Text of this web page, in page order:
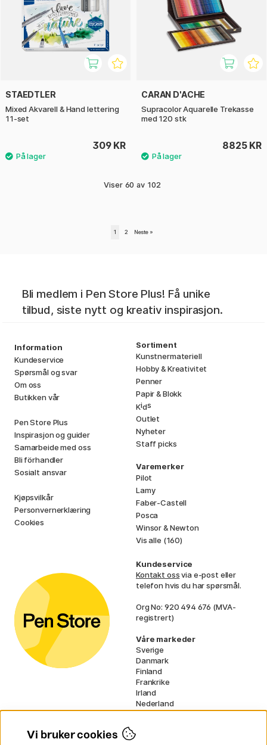
STAEDTLER
Mixed Akvarell & Hand lettering
11-set
309 KR
CARAN D'ACHE
Supracolor Aquarelle Trekasse
med 120 stk
8825 KR
Viser 60 av 102
1 2 Neste »
Bli medlem i Pen Store Plus! Få unike
tilbud, siste nytt og kreativ inspirasjon.
Information
Kundeservice
Spørsmål og svar
Om oss
Butikken vår
Pen Store Plus
Inspirasjon og guider
Samarbeide med oss
Bli förhandler
Sosialt ansvar
Kjøpsvilkår
Personvernerklæring
Cookies
Sortiment
Kunstnermateriell
Hobby & Kreativitet
Penner
Papir & Blokk
Kids
Outlet
Nyheter
Staff picks
Varemerker
Pilot
Lamy
Faber-Castell
Posca
Winsor & Newton
Vis alle (160)
Kundeservice
Kontakt ossvia e-post eller
telefon hvis du har spørsmål.
Org No: 920 494 676 (MVA-
registrert)
Våre markeder
Sverige
Danmark
Finland
Frankrike
Irland
Nederland
Tyskland
Vi bruker cookies